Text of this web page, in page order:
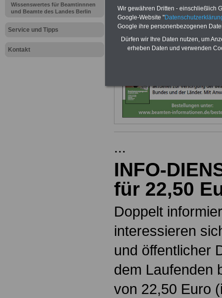
Wissenswertes für Beamtinnnen
und Beamte des Landes Berlin
Service und Tipps
Kontakt
Ratgeber für 7,50 Euro
...
INFO-
für 22,50
Doppelt
interessieren
und öffentlicher
dem Laufenden
von 22,50 Euro
Wir gewähren Dritten - einschließlich
Google-Website "
Google ihre personenbezogenen
Dürfen wir Ihre Daten nutzen, um
erheben Daten und verwenden